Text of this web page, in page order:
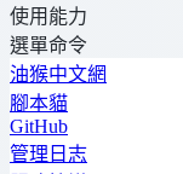
使用能力
選單命令
油猴中文網
腳本貓
GitHub
管理日志